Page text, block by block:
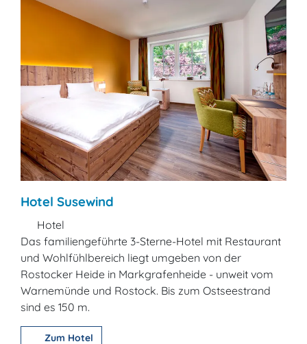
Hotel Susewind
Hotel
Das familiengeführte 3-Sterne-Hotel mit Restaurant
und Wohlfühlbereich liegt umgeben von der
Rostocker Heide in Markgrafenheide - unweit vom
Warnemünde und Rostock. Bis zum Ostseestrand
sind es 150 m.
Zum Hotel